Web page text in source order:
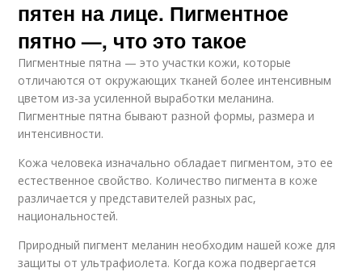
пятен на лице. Пигментное
пятно —, что это такое
Пигментные пятна — это участки кожи, которые
отличаются от окружающих тканей более интенсивным
цветом из-за усиленной выработки меланина.
Пигментные пятна бывают разной формы, размера и
интенсивности.
Кожа человека изначально обладает пигментом, это ее
естественное свойство. Количество пигмента в коже
различается у представителей разных рас,
национальностей.
Природный пигмент меланин необходим нашей коже для
защиты от ультрафиолета. Когда кожа подвергается